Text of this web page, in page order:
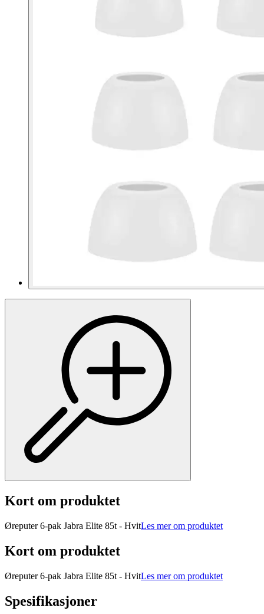
Kort om produktet
Øreputer 6-pak Jabra Elite 85t - HvitLes mer om produktet
Kort om produktet
Øreputer 6-pak Jabra Elite 85t - HvitLes mer om produktet
Spesifikasjoner